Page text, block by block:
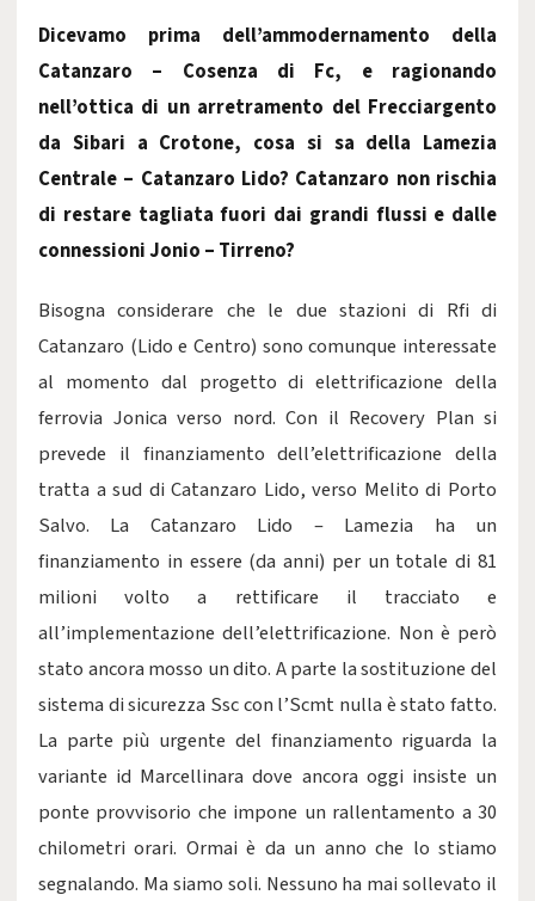
Dicevamo prima dell’ammodernamento della
Catanzaro – Cosenza di Fc, e ragionando
nell’ottica di un arretramento del Frecciargento
da Sibari a Crotone, cosa si sa della Lamezia
Centrale – Catanzaro Lido? Catanzaro non rischia
di restare tagliata fuori dai grandi flussi e dalle
connessioni Jonio – Tirreno?
Bisogna considerare che le due stazioni di Rfi di
Catanzaro (Lido e Centro) sono comunque interessate
al momento dal progetto di elettrificazione della
ferrovia Jonica verso nord. Con il Recovery Plan si
prevede il finanziamento dell’elettrificazione della
tratta a sud di Catanzaro Lido, verso Melito di Porto
Salvo. La Catanzaro Lido – Lamezia ha un
finanziamento in essere (da anni) per un totale di 81
milioni volto a rettificare il tracciato e
all’implementazione dell’elettrificazione. Non è però
stato ancora mosso un dito. A parte la sostituzione del
sistema di sicurezza Ssc con l’Scmt nulla è stato fatto.
La parte più urgente del finanziamento riguarda la
variante id Marcellinara dove ancora oggi insiste un
ponte provvisorio che impone un rallentamento a 30
chilometri orari. Ormai è da un anno che lo stiamo
segnalando. Ma siamo soli. Nessuno ha mai sollevato il